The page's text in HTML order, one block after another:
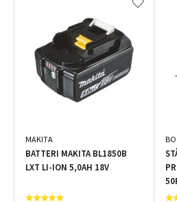
MAKITA
BATTERI MAKITA BL1850B
LXT LI-ION 5,0AH 18V